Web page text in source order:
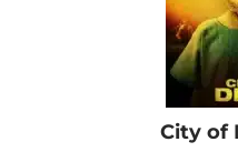
City of